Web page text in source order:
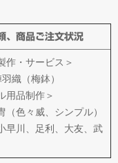
、商品ご注文状況
作・サービス＞
織（梅鉢）
用品制作＞
（色々威、シンプル）
早川、足利、大友、武